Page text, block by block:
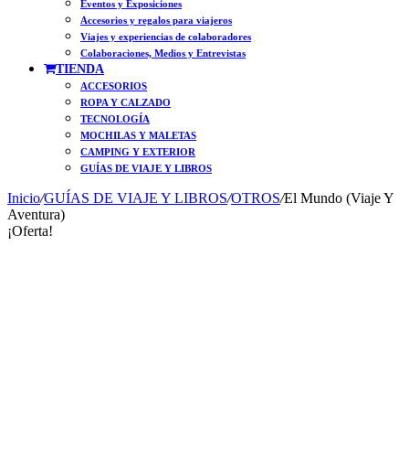
Eventos y Exposiciones
Accesorios y regalos para viajeros
Viajes y experiencias de colaboradores
Colaboraciones, Medios y Entrevistas
TIENDA
ACCESORIOS
ROPA Y CALZADO
TECNOLOGÍA
MOCHILAS Y MALETAS
CAMPING Y EXTERIOR
GUÍAS DE VIAJE Y LIBROS
Inicio/GUÍAS DE VIAJE Y LIBROS/OTROS/El Mundo (Viaje Y
Aventura)
¡Oferta!